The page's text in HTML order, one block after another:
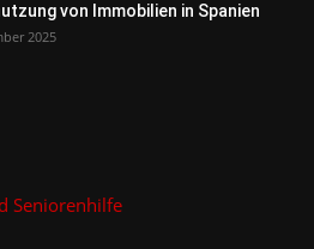
von Immobilien in Spanien
2025
Seniorenhilfe